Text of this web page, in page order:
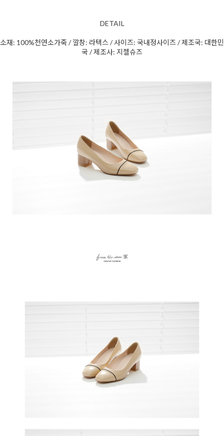
DETAIL
소재: 100%천연소가죽 / 깔창: 라텍스 / 사이즈: 국내정사이즈 / 제조국: 대한민
국 / 제조사: 지젤슈즈